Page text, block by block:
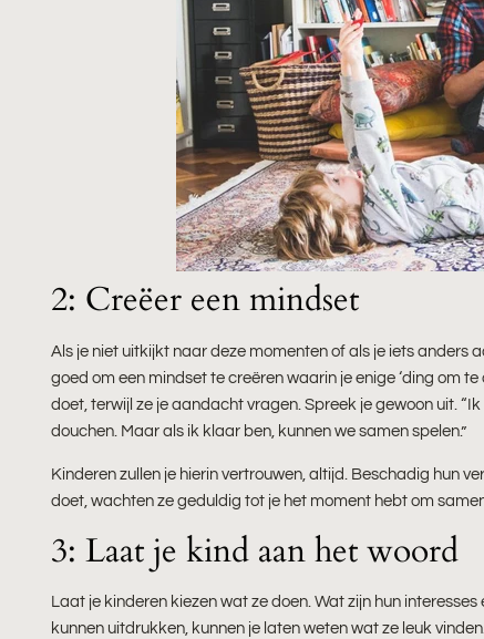
2: Creëer een mindset
Als je niet uitkijkt naar deze momenten of als je iets anders
goed om een ​​mindset te creëren waarin je enige ‘ding om
doet, terwijl ze je aandacht vragen. Spreek je gewoon uit.
douchen. Maar als ik klaar ben, kunnen we samen spelen.”
Kinderen zullen je hierin vertrouwen, altijd. Beschadig hun
doet, wachten ze geduldig tot je het moment hebt om
3: Laat je kind aan het woord
Laat je kinderen kiezen wat ze doen. Wat zijn hun
kunnen uitdrukken, kunnen je laten weten wat ze leuk